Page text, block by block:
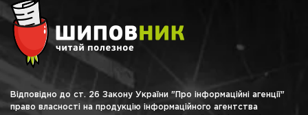
Відповідно до ст. 26 Закону України "Про інформаційні агенції"
право власності на продукцію інформаційного агентства